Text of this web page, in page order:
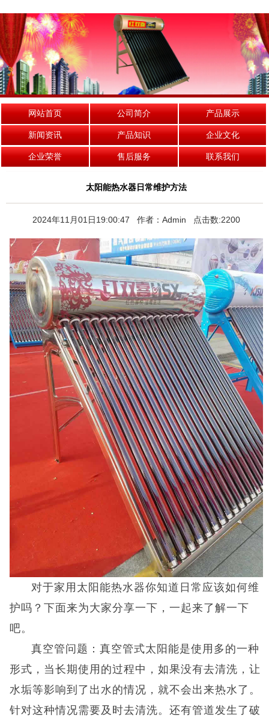
网站首页 公司简介 产品展示
新闻资讯 产品知识 企业文化
企业荣誉 售后服务 联系我们
太阳能热水器日常维护方法
2024年11月01日19:00:47 作者：Admin 点击数:2200
对于家用太阳能热水器你知道日常应该如何维
护吗？下面来为大家分享一下，一起来了解一下
吧。
真空管问题：真空管式太阳能是使用多的一种
形式，当长期使用的过程中，如果没有去清洗，让
水垢等影响到了出水的情况，就不会出来热水了。
针对这种情况需要及时去清洗。还有管道发生了破